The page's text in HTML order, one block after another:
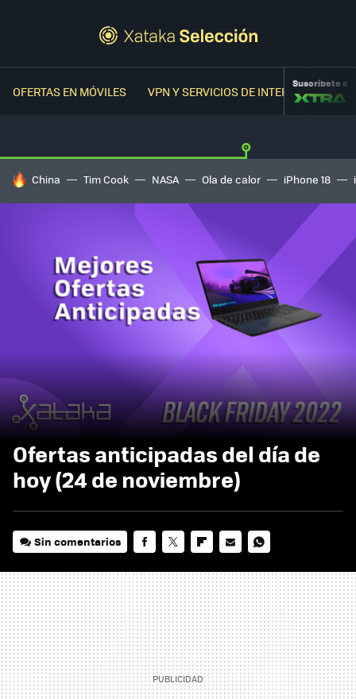
OFERTAS EN MÓVILES VPN Y SERVICIOS DE INTERNETSuscríbete a
HOY SE HABLA DE
China Tim Cook NASA Ola de calor iPhone 18
Ofertas anticipadas del día de
hoy (24 de noviembre)
Sin comentarios
MAIL